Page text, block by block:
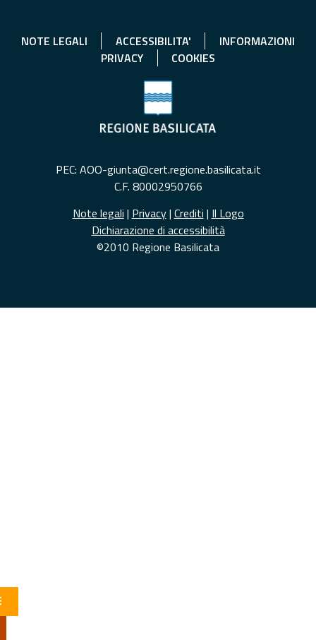
NOTE LEGALI ACCESSIBILITA'
INFORMAZIONI
PRIVACY
COOKIES
PEC: AOO-giunta@cert.regione.basilicata.it
C.F. 80002950766
Note legali | Privacy| Crediti | Il Logo
Dichiarazione di accessibilità
©2010 Regione Basilicata